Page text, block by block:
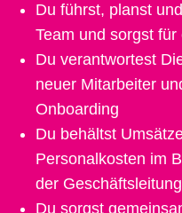
Du führst, planst
Team und sorgst
Du verantwortest
neuer Mitarbeiter
Onboarding
Du behältst
Personalkosten im
der
Du sorgst